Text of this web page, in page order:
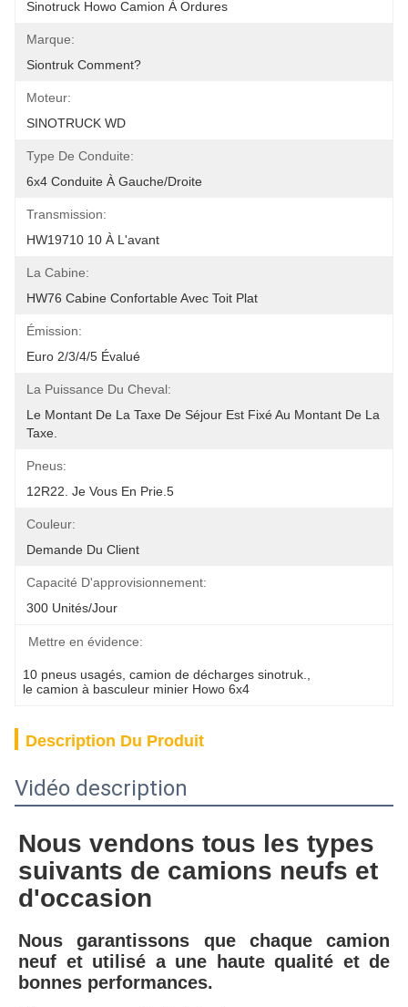
Sinotruck Howo Camion À Ordures
Marque:
Siontruk Comment?
Moteur:
SINOTRUCK WD
Type De Conduite:
6x4 Conduite À Gauche/droite
Transmission:
HW19710 10 À L'avant
La Cabine:
HW76 Cabine Confortable Avec Toit Plat
Émission:
Euro 2/3/4/5 Évalué
La Puissance Du Cheval:
Le Montant De La Taxe De Séjour Est Fixé Au Montant De La
Taxe.
Pneus:
12R22. Je Vous En Prie.5
Couleur:
Demande Du Client
Capacité D'approvisionnement:
300 Unités/jour
Mettre en évidence:
10 pneus usagés camion de décharges sinotruk.
le camion à basculeur minier Howo 6x4
Description Du Produit
Vidéo description
Nous vendons tous les types
suivants de camions neufs et
d'occasion
Nous garantissons que chaque camion
neuf et utilisé a une haute qualité et de
bonnes performances.